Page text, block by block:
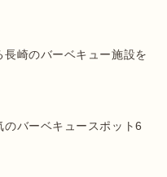
崎のバーベキュー施設を
バーベキュースポット6